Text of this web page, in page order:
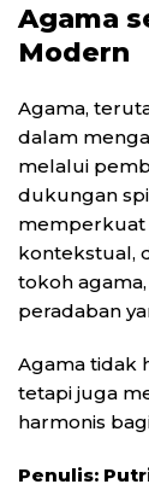
Agama
Modern
Agama,
dalam
melalui
dukungan
memperkuat
kontekstual,
tokoh
peradaban
Agama tidak
tetapi juga
harmonis
Penulis: